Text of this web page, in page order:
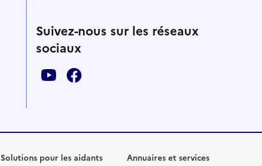
Suivez-nous sur les réseaux
sociaux
Solutions pour les aidants Annuaires et services